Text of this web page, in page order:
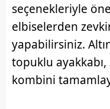
seçenekleriyle
elbiselerden
yapabilirsiniz.
topuklu
kombini